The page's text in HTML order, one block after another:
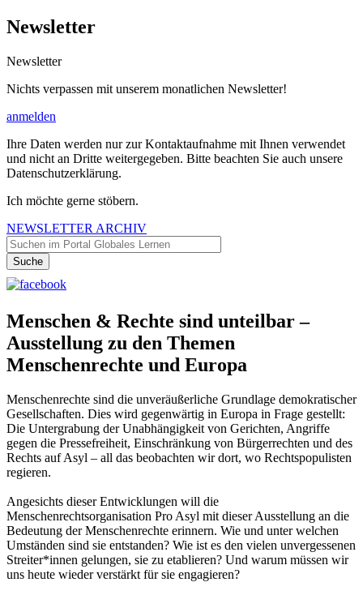
Newsletter
Newsletter
Nichts verpassen mit unserem monatlichen Newsletter!
anmelden
Ihre Daten werden nur zur Kontaktaufnahme mit Ihnen verwendet
und nicht an Dritte weitergegeben. Bitte beachten Sie auch unsere
Datenschutzerklärung.
Ich möchte gerne stöbern.
NEWSLETTER ARCHIV
Menschen & Rechte sind unteilbar –
Ausstellung zu den Themen
Menschenrechte und Europa
Menschenrechte sind die unveräußerliche Grundlage demokratischer
Gesellschaften. Dies wird gegenwärtig in Europa in Frage gestellt:
Die Untergrabung der Unabhängigkeit von Gerichten, Angriffe
gegen die Pressefreiheit, Einschränkung von Bürgerrechten und des
Rechts auf Asyl – all das beobachten wir dort, wo Rechtspopulisten
regieren.
Angesichts dieser Entwicklungen will die
Menschenrechtsorganisation Pro Asyl mit dieser Ausstellung an die
Bedeutung der Menschenrechte erinnern. Wie und unter welchen
Umständen sind sie entstanden? Wie ist es den vielen unvergessenen
Streiter*innen gelungen, sie zu etablieren? Und warum müssen wir
uns heute wieder verstärkt für sie engagieren?